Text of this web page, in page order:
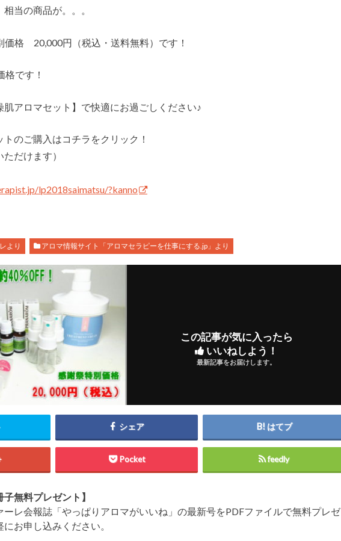
当の商品が。。。
格 20,000円（税込・送料無料）です！
です！
アロマセット】で快適にお過ごしください♪
のご購入はコチラをクリック！
だけます）
lp2018saimatsu/?kanno
より アロマ情報サイト「アロマセラピーを仕事にする.jp」より
この記事が気に入ったら
いいねしよう！
最新記事をお届けします。
シェア はてブ
Pocket feedly
子無料プレゼント】
ーレ会報誌「やっぱりアロマがいいね」の最新号をPDFファイルで無料プレゼ
お申し込みください。